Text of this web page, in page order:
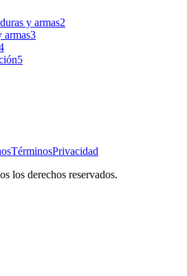
y armas2
armas3
5
TérminosPrivacidad
los derechos reservados.